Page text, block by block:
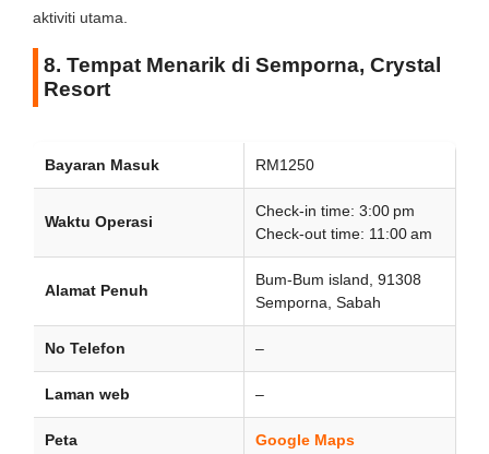
aktiviti utama.
8. Tempat Menarik di Semporna, Crystal
Resort
Bayaran Masuk RM1250
Waktu Operasi
Check-in time: 3:00 pm
Check-out time: 11:00 am
Alamat Penuh
Bum-Bum island, 91308
Semporna, Sabah
No Telefon –
Laman web –
Peta Google Maps